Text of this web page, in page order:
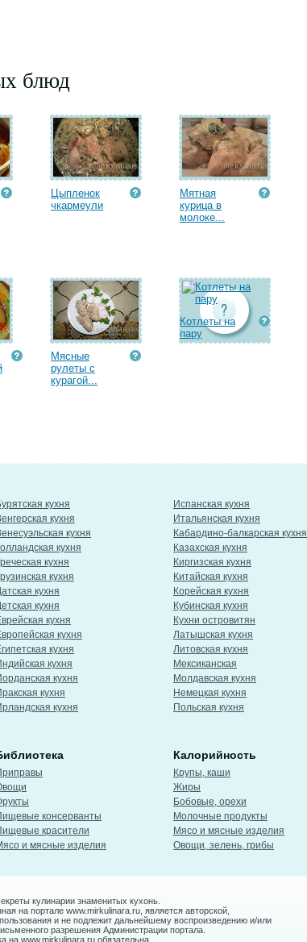
блюд
Цыпленок
чкармеули
Мятная
курица в
молоке...
Мясные
рулеты с
курагой...
Котлеты на
пару
кухня
кухня
кухня
кухня
кухня
кухня
кухня
кухня
кухня
кухня
кухня
кухня
кухня
кухня
кухня
Испанская кухня
Итальянская кухня
Кабардино-балкарская кухня
Казахская кухня
Киргизская кухня
Китайская кухня
Корейская кухня
Кубинская кухня
Кухни островитян
Латышская кухня
Литовская кухня
Мексиканская
Молдавская кухня
Немецкая кухня
Польская кухня
консерванты
красители
и мясные изделия
Калорийность
Крупы, каши
Жиры
Бобовые, орехи
Молочные продукты
Мясо и мясные изделия
Овощи, зелень, грибы
кулинарии знаменитых кухонь.
на портале www.mirkulinara.ru, является авторской,
и не подлежит дальнейшему воспроизведению и/или
разрешения Администрации портала.
на www.mirkulinara.ru обязательна.